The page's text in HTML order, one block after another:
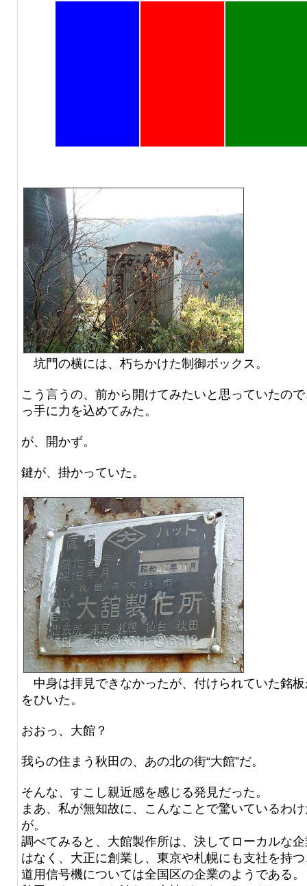
坑門の横には、朽ちかけた制御ボックス。
こう言うの、前から開けてみたいと思っていたの
っ手に力を込めてみた。
が、開かず。
鍵が、掛かっていた。
中身は拝見できなかったが、付けられていた銘
をひいた。
おおっ、大館？
我らの住まう秋田の、あの北の街“大館”だ。
そんな、すこし親近感を感じる発見だった。
まあ、私が無知故に、こんなことで驚いているわ
が。
調べてみると、大館製作所は、決してローカルな
はなく、大正に創業し、東京や札幌にも支社を持
道用信号機については全国区の企業のようである。